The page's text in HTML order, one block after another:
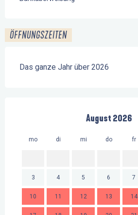
ÖFFNUNGSZEITEN
Das ganze Jahr über 2026
August 2026
mo di mi do fr
3 4 5 6 7
10 11 12 13 14